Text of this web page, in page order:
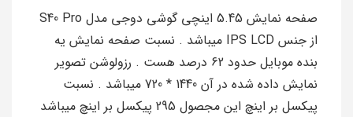
صفحه نمایش 5.45 اینچی گوشی دوجی مدل S40 Pro
از جنس IPS LCD میباشد . نسبت صفحه نمایش یه
بنده موبایل حدود 62 درصد هست . رزولوشن تصویر
نمایش داده شده در آن 1440 * 720 میباشد . نسبت
پیکسل بر اینچ این مجصول 295 پیکسل بر اینچ میباشد